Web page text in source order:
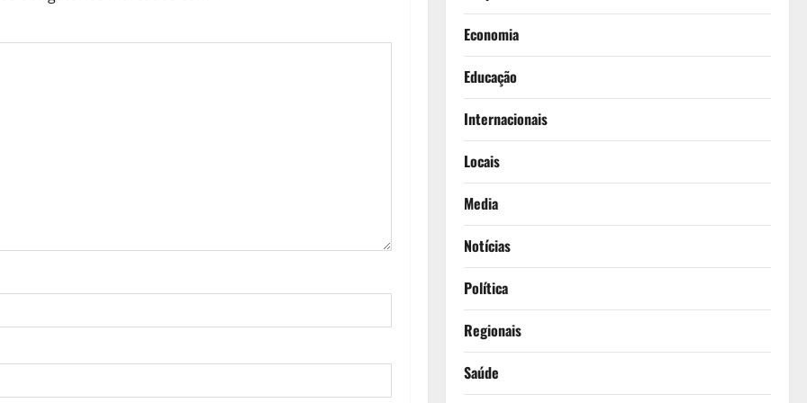
Economia
Educação
Internacionais
Locais
Media
Notícias
Política
Regionais
Saúde